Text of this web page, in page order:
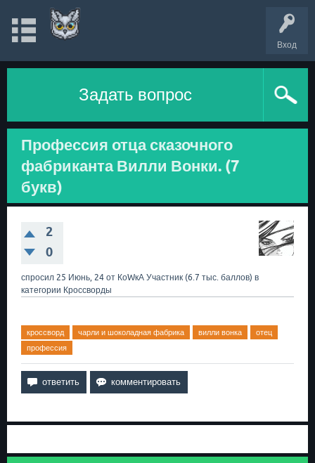
Вход
Задать вопрос
Профессия отца сказочного
фабриканта Вилли Вонки. (7
букв)
2
0
спросил 25 Июнь, 24 от КоWкА Участник (6.7 тыс. баллов) в
категории Кроссворды
кроссворд чарли и шоколадная фабрика вилли вонка
отец
профессия